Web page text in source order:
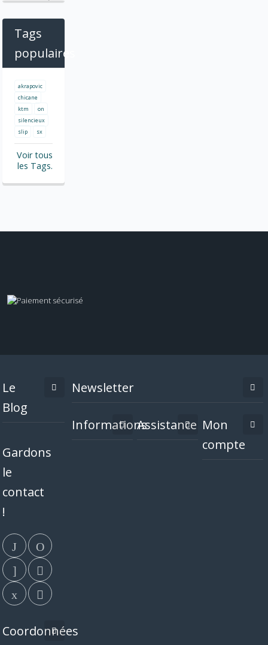
Tags
populaires
akrapovic
chicane
ktm
on
silencieux
slip
sx
Voir tous
les Tags.
Le
Blog
Gardons
le
contact
!
Coordonnées
Newsletter
InformationsAssistance Mon
compte